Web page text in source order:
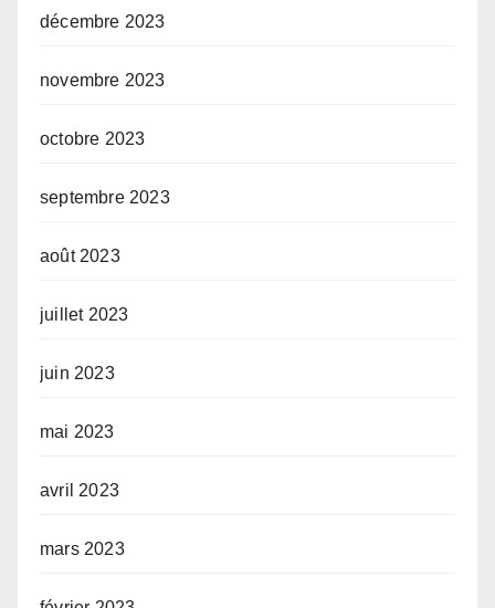
décembre 2023
novembre 2023
octobre 2023
septembre 2023
août 2023
juillet 2023
juin 2023
mai 2023
avril 2023
mars 2023